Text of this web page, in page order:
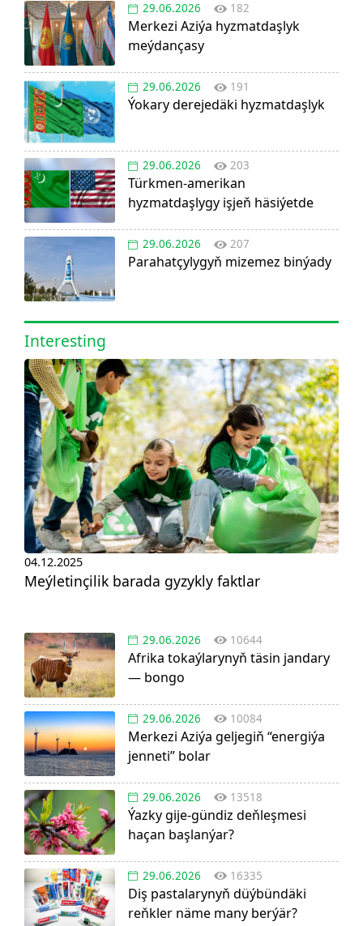
29.06.2026 182
Merkezi Aziýa hyzmatdaşlyk
meýdançasy
29.06.2026 191
Ýokary derejedäki hyzmatdaşlyk
29.06.2026 203
Türkmen-amerikan
hyzmatdaşlygy işjeň häsiýetde
29.06.2026 207
Parahatçylygyň mizemez binýady
Interesting
04.12.2025
Meýletinçilik barada gyzykly faktlar
29.06.2026 10644
Afrika tokaýlarynyň täsin jandary
— bongo
29.06.2026 10084
Merkezi Aziýa geljegiň “energiýa
jenneti” bolar
29.06.2026 13518
Ýazky gije-gündiz deňleşmesi
haçan başlanýar?
29.06.2026 16335
Diş pastalarynyň düýbündäki
reňkler näme many berýär?